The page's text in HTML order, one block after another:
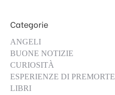
Categorie
ANGELI
BUONE NOTIZIE
CURIOSITÀ
ESPERIENZE DI PREMORTE
LIBRI